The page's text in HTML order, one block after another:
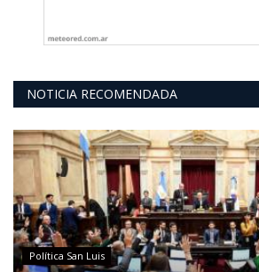
NOTICIA RECOMENDADA
Política San Luis